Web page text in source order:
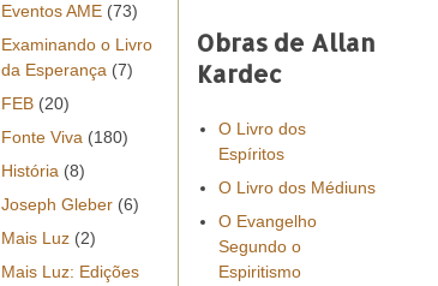
Eventos AME (73)
Examinando o Livro
da Esperança (7)
FEB (20)
Fonte Viva (180)
História (8)
Joseph Gleber (6)
Mais Luz (2)
Mais Luz: Edições
Obras de Allan
Kardec
O Livro dos
Espíritos
O Livro dos Médiuns
O Evangelho
Segundo o
Espiritismo